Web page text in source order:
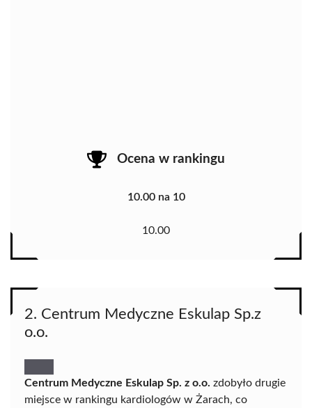
Ocena w rankingu
10.00 na 10
10.00
2. Centrum Medyczne Eskulap Sp.z
o.o.
Centrum Medyczne Eskulap Sp. z o.o. zdobyło drugie
miejsce w rankingu kardiologów w Żarach, co